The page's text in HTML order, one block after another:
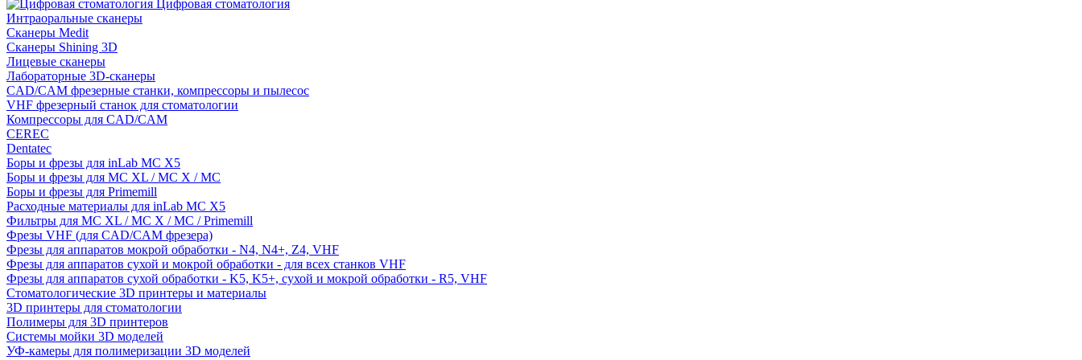
Цифровая стоматология
Интраоральные сканеры
Сканеры Medit
Сканеры Shining 3D
Лицевые сканеры
Лабораторные 3D-сканеры
CAD/CAM фрезерные станки, компрессоры и пылесос
VHF фрезерный станок для стоматологии
Компрессоры для CAD/CAM
CEREC
Dentatec
Боры и фрезы для inLab MC X5
Боры и фрезы для MC XL / MC X / MC
Боры и фрезы для Primemill
Расходные материалы для inLab MC X5
Фильтры для MC XL / MC X / MC / Primemill
Фрезы VHF (для CAD/CAM фрезера)
Фрезы для аппаратов мокрой обработки - N4, N4+, Z4, VHF
Фрезы для аппаратов сухой и мокрой обработки - для всех станков VHF
Фрезы для аппаратов сухой обработки - K5, K5+, сухой и мокрой обработки - R5, VHF
Стоматологические 3D принтеры и материалы
3D принтеры для стоматологии
Полимеры для 3D принтеров
Системы мойки 3D моделей
УФ-камеры для полимеризации 3D моделей